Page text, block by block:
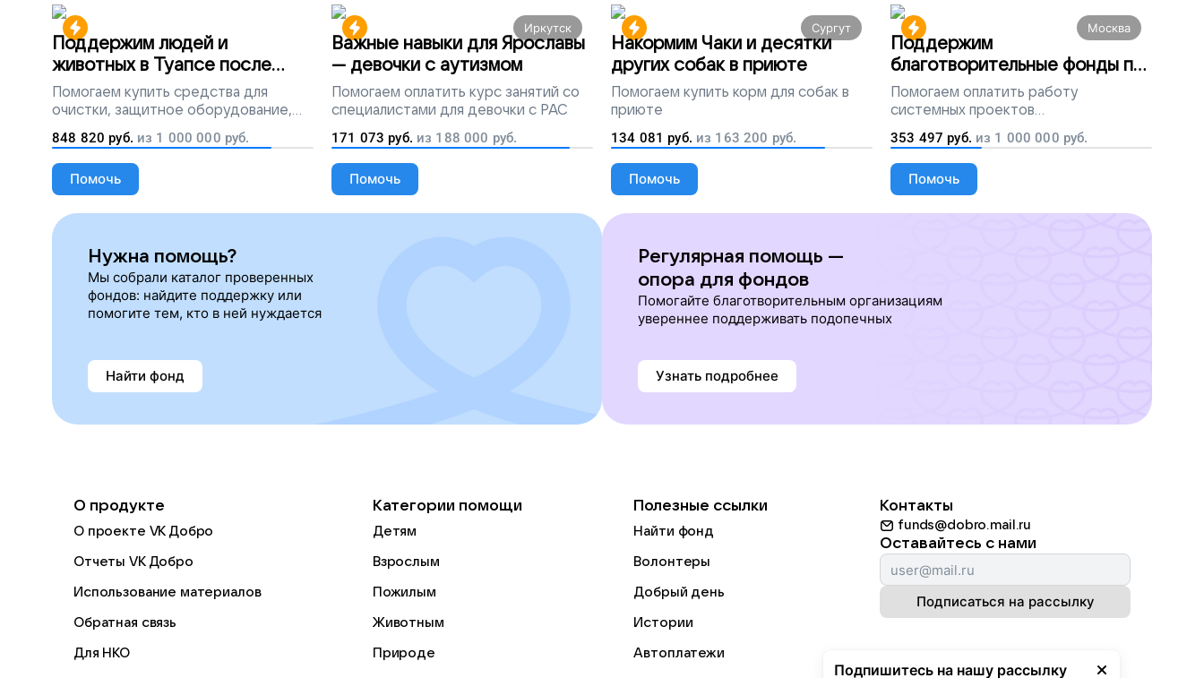
Поддержим людей и
животных в Туапсе после
разлива мазута
Помогаем купить средства для
очистки, защитное оборудование,
лекарства, корм и предметы первой
необходимости
848 820 руб. из 1 000 000 руб.
Помочь
Иркутск
Важные навыки для Ярославы
— девочки с аутизмом
Помогаем оплатить курс занятий со
специалистами для девочки с РАС
171 073 руб. из 188 000 руб.
Помочь
Сургут
Накормим Чаки и десятки
других собак в приюте
Помогаем купить корм для собак в
приюте
134 081 руб. из 163 200 руб.
Помочь
Москва
Поддержим
благотворительные фонды по
всей России
Помогаем оплатить работу
системных проектов
благотворительных организаций
353 497 руб. из 1 000 000 руб.
Помочь
Нужна помощь?
Мы собрали каталог проверенных
фондов: найдите поддержку или
помогите тем, кто в ней нуждается
Найти фонд
Регулярная помощь —
опора для фондов
Помогайте благотворительным организациям
увереннее поддерживать подопечных
Узнать подробнее
Подпишитесь на нашу рассылку
О продукте
О проекте VK Добро
Отчеты VK Добро
Использование материалов
Обратная связь
Для НКО
Категории помощи
Детям
Взрослым
Пожилым
Животным
Природе
Полезные ссылки
Найти фонд
Волонтеры
Добрый день
Истории
Автоплатежи
Контакты
funds@dobro.mail.ru
Оставайтесь с нами
Подписаться на рассылку